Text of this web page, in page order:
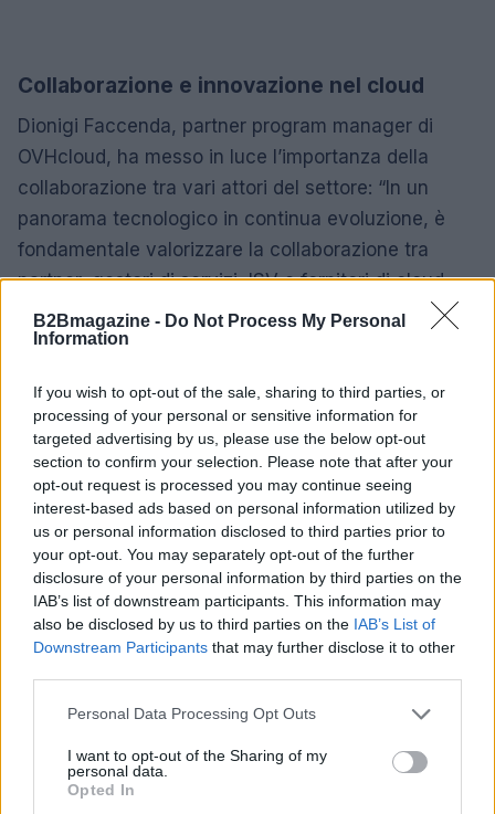
B2Bmagazine - Do Not Process My Personal
Information
If you wish to opt-out of the sale, sharing to third parties, or
processing of your personal or sensitive information for
targeted advertising by us, please use the below opt-out
section to confirm your selection. Please note that after your
opt-out request is processed you may continue seeing
interest-based ads based on personal information utilized by
us or personal information disclosed to third parties prior to
your opt-out. You may separately opt-out of the further
disclosure of your personal information by third parties on the
IAB’s list of downstream participants. This information may
also be disclosed by us to third parties on the IAB’s List of
Downstream Participants that may further disclose it to other
Please note that this website/app uses one or more Google
not limited to your visit or usage behaviour. You may click to
grant or deny consent to Google and its third-party tags to
use your data for below specified purposes in below Google
Personal Data Processing Opt Outs
I want to opt-out of the Sharing of my
personal data.
Opted In
Collaborazione e innovazione nel cloud
Dionigi Faccenda, partner program manager di
OVHcloud, ha messo in luce l’importanza della
collaborazione tra vari attori del settore: “In un
panorama tecnologico in continua evoluzione, è
fondamentale valorizzare la collaborazione tra
partner, gestori di servizi, ISV e fornitori di cloud.
Questo approccio non solo rafforza il nostro
ecosistema, ma stimola anche l’innovazione,
e di maggior valore ai nostri partner.”.
Questo nuovo capitolo di OVHcloud rappresenta
non solo un’espansione geografica, ma anche
un’opportunità per le aziende italiane di accedere a
tecnologie di alto livello, garantendo loro una
posizione competitiva nel mercato globale.